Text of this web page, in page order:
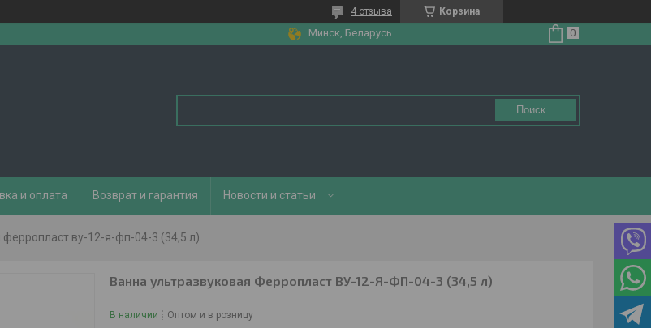
Корзина
4 отзыва
Минск, Беларусь
Поиск...
и оплата Возврат и гарантия Новости и статьи
ферропласт ву-12-я-фп-04-3 (34,5 л)
Ванна ультразвуковая Ферропласт ВУ-12-Я-ФП-04-3 (34,5 л)
В наличии Оптом и в розницу